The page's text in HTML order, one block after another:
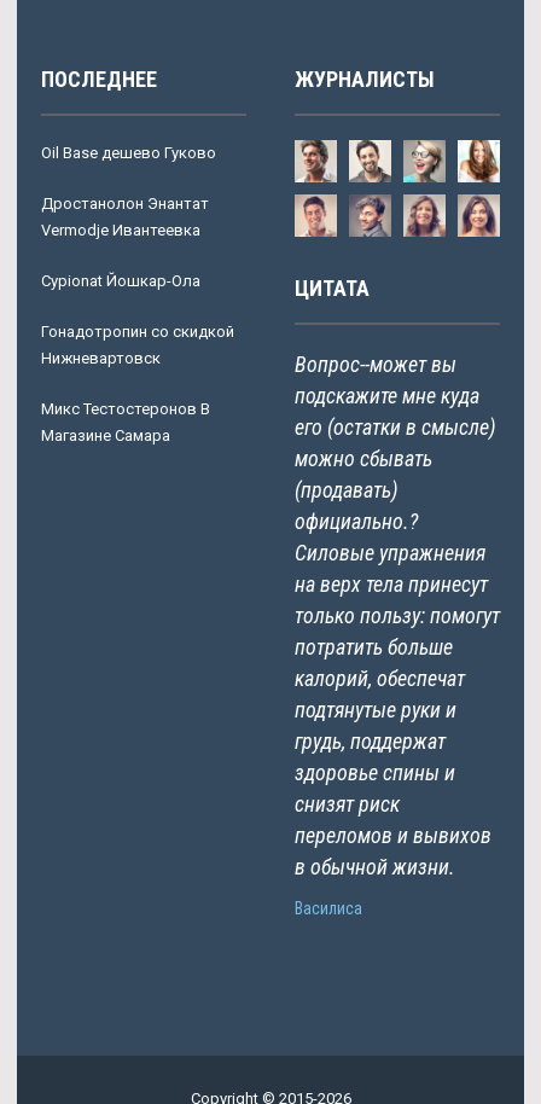
ПОСЛЕДНЕЕ
Oil Base дешево Гуково
Дростанолон Энантат
Vermodje Ивантеевка
Cypionat Йошкар-Ола
Гонадотропин со скидкой
Нижневартовск
Микс Тестостеронов В
Магазине Самара
ЖУРНАЛИСТЫ
ЦИТАТА
Вопрос--может вы
подскажите мне куда
его (остатки в смысле)
можно сбывать
(продавать)
официально.?
Силовые упражнения
на верх тела принесут
только пользу: помогут
потратить больше
калорий, обеспечат
подтянутые руки и
грудь, поддержат
здоровье спины и
снизят риск
переломов и вывихов
в обычной жизни.
Василиса
Copyright © 2015-2026